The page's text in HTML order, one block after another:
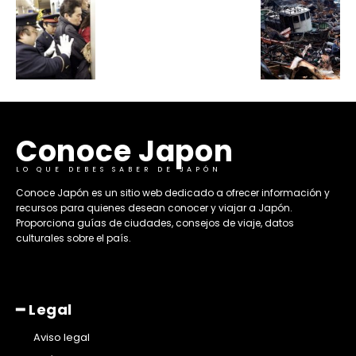
Conoce Japon
LO QUE DEBES SABER DE JAPÓN
​Conoce Japón es un sitio web dedicado a ofrecer información y
recursos para quienes desean conocer y viajar a Japón.
Proporciona guías de ciudades, consejos de viaje, datos
culturales sobre el país. ​
━ Legal
Aviso legal